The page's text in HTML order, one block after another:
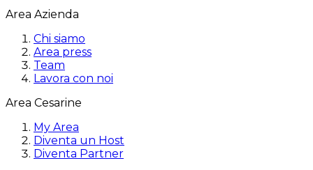
Area Azienda
Chi siamo
Area press
Team
Lavora con noi
Area Cesarine
My Area
Diventa un Host
Diventa Partner